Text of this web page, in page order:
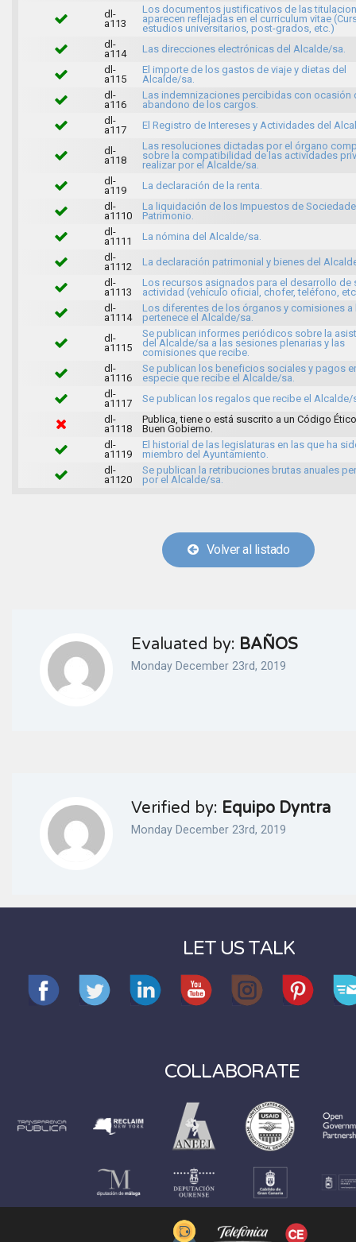
dl-
a113
Los documentos justificativos de las
aparecen reflejadas en el curriculum vitae
estudios universitarios, post-grados, etc.)
dl-
a114
Las direcciones electrónicas del Alcalde/sa.
dl-
a115
El importe de los gastos de viaje y dietas del
Alcalde/sa.
dl-
a116
Las indemnizaciones percibidas con ocasión
abandono de los cargos.
dl-
a117
El Registro de Intereses y Actividades del
dl-
a118
Las resoluciones dictadas por el órgano
sobre la compatibilidad de las actividades
realizar por el Alcalde/sa.
dl-
a119
La declaración de la renta.
dl-
a1110
La liquidación de los Impuestos de
Patrimonio.
dl-
a1111
La nómina del Alcalde/sa.
dl-
a1112
La declaración patrimonial y bienes del
dl-
a1113
Los recursos asignados para el desarrollo de
actividad (vehículo oficial, chofer, teléfono,
dl-
a1114
Los diferentes de los órganos y comisiones a
pertenece el Alcalde/sa.
dl-
a1115
Se publican informes periódicos sobre la
del Alcalde/sa a las sesiones plenarias y las
comisiones que recibe.
dl-
a1116
Se publican los beneficios sociales y pagos
especie que recibe el Alcalde/sa.
dl-
a1117
Se publican los regalos que recibe el Alcalde/
dl-
a1118
Publica, tiene o está suscrito a un Código
Buen Gobierno.
dl-
a1119
El historial de las legislaturas en las que ha
miembro del Ayuntamiento.
dl-
a1120
Se publican la retribuciones brutas anuales
por el Alcalde/sa.
Volver al listado
Evaluated by: BAÑOS
Monday December 23rd, 2019
Verified by: Equipo Dyntra
Monday December 23rd, 2019
LET US TALK
COLLABORATE